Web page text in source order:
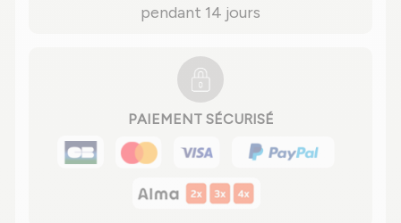
pendant 14 jours
PAIEMENT SÉCURISÉ